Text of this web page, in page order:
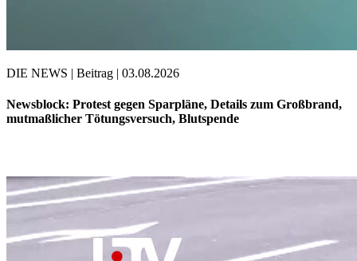
DIE NEWS | Beitrag | 03.08.2026
Newsblock: Protest gegen Sparpläne, Details zum Großbrand,
mutmaßlicher Tötungsversuch, Blutspende